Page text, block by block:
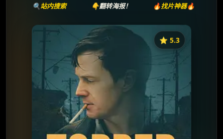
🔍站内搜索 👇翻转海报！ 🔥找片神器🔥
⭐️ 5.3
《Topper》
收藏
⭐️ 评分：5.3 | 🎬 2025年
百度网盘